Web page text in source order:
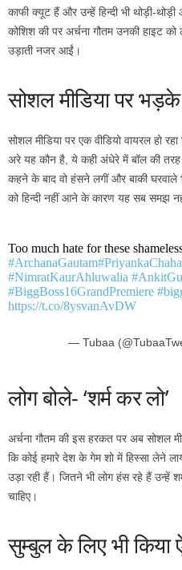
काफी क्यूट हैं और उन्हें हिन्दी भी थोड़ी-
कोशिश की पर अर्चना गौतम उनकी हाइट
उड़ाती नजर आईं।
सोशल मीडिया पर
सोशल मीडिया पर एक वीडियो वायरल हो
अरे यह कौन है, ये कही अंधेरे में बॉल की
कहने के बाद वो हंसने लगीं और बाकी
को हिन्दी नहीं आने के कारण यह सब समझ
Too much hate for these
#ArchanaGautam
#NimratKaurAhluwalia
#BiggBoss16GrandPremiere
https://t.co/8ysvanAvDW
— Tubaa
लोग बोले- ‘शर्म कर लो’
अर्चना गौतम की इस हरकत पर अब सोशल
कि कोई हमारे देश के गेम शो में हिस्सा लेने
उड़ा रही हैं। जितने भी लोग हंस रहे हैं उन्हें
चाहिए।
सुम्बुल के लिए भी किया